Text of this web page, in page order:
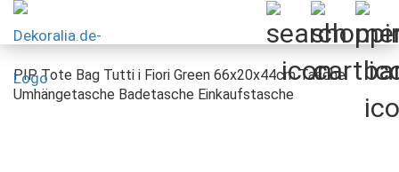
PIP Tote Bag Tutti i Fiori Green 66x20x44cm Tasche
Umhängetasche Badetasche Einkaufstasche